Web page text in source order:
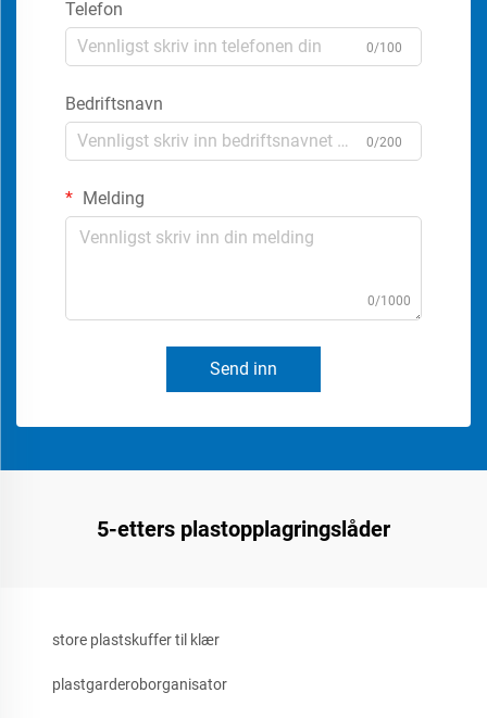
Telefon
0/100
Bedriftsnavn
0/200
Melding
0/1000
Send inn
5-etters plastopplagringslåder
store plastskuffer til klær
plastgarderoborganisator